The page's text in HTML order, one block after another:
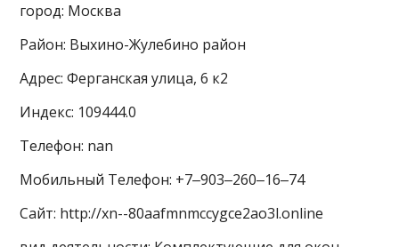
город: Москва
Район: Выхино-Жулебино район
Адрес: Ферганская улица, 6 к2
Индекс: 109444.0
Телефон: nan
Мобильный Телефон: +7‒903‒260‒16‒74
Сайт: http://xn--80aafmnmccygce2ao3l.online